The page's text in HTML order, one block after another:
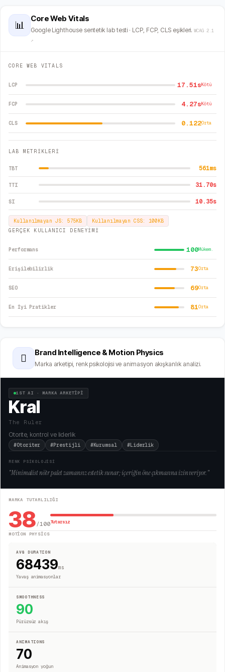
📊
Core Web Vitals
Google Lighthouse sentetik lab testi · LCP, FCP, CLS eşikleri. WCAG 2.1
↗
CORE WEB VITALS
LCP 17.51sKötü
FCP 4.27sKötü
CLS 0.122Orta
LAB METRİKLERİ
TBT 561ms
TTI 31.70s
SI 10.35s
Kullanılmayan JS: 575KB Kullanılmayan CSS: 100KB
GERÇEK KULLANICI DENEYİMİ
Performans 100Mükem.
Erişilebilirlik 73Orta
SEO 69Orta
En İyi Pratikler 81Orta
🫆 Brand Intelligence & Motion Physics
Marka arketipi, renk psikolojisi ve animasyon akışkanlık analizi.
1ST AI · MARKA ARKETİPİ
Kral
The Ruler
Otorite, kontrol ve liderlik
#Otoriter #Prestijli #Kurumsal #Liderlik
RENK PSİKOLOJİSİ
"Minimalist nötr palet zamansız estetik sunar; içeriğin öne çıkmasına izin veriyor."
MARKA TUTARLILIĞI
38/100Tutarsız
MOTION PHYSICS
AVG DURATION
68439ms
Yavaş animasyonlar
SMOOTHNESS
90
Pürüzsüz akış
ANIMATIONS
70
Animasyon yoğun